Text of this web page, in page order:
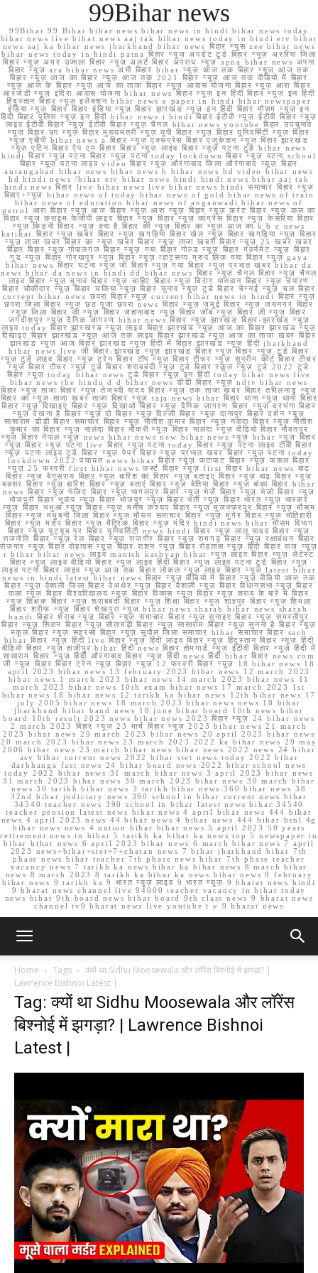
99Bihar news
99Bihar 99 Bihar bihar news bihar news in hindi bihar news today
bihar news live bihar news aaj tak bihar news today in hindi etv bihar
news aaj ka bihar news jharkhand bihar news बिहार न्यूस zee bihar news
bihar news today in hindi patna बिहार न्यूज़ अपडेट टुडे बिहार न्यूज़ अररिया जिला
बिहार न्यूज़ अमर उजाला बिहार न्यूज़ अलर्ट बिहार अपराध न्यूज़ apna bihar news अपना
बिहार न्यूज़ ara bihar news अभी बिहार bihar न्यूज़ आज तक बिहार न्यूज़ आज तक
बिहार न्यूज़ आज का बिहार न्यूज़ आज तक 2021 बिहार न्यूज़ आज तक वीडियो में बिहार
न्यूज़ आज के बिहार न्यूज़ आज का ताजा बिहार न्यूज़ आवास योजना बिहार न्यूज़ आरा बिहार
आरजेडी न्यूज़ इंदिरा आवास योजना bihar news बिहार न्यूज़ इन हिंदी बिहार न्यूज़ इन हिंदी
हिंदुस्तान बिहार न्यूज़ इलेक्शन bihar news e paper in hindi bihar newspaper
इंडिया न्यूज़ बिहार बिहार इंडिया न्यूज़ बिहार झारखंड न्यूज़ इन हिंदी बिहार मौसम न्यूज़ इन
हिंदी बिहार पुलिस न्यूज़ इन हिंदी bihar news i hindi बिहार ईटीवी न्यूज़ ईटीवी बिहार न्यूज़
लाइव ईटीवी बिहार न्यूज़ ईटीवी बिहार न्यूज़ चैनल bihar news youtube बिहार उपचुनाव
न्यूज़ बिहार उप न्यूज़ बिहार मुख्यमंत्री न्यूज़ यूपी बिहार न्यूज़ बिहार यूनिवर्सिटी न्यूज़ बिहार
न्यूज़ एबीपी bihar news a बिहार न्यूज़ एक्सप्रेस बिहार एजुकेशन न्यूज़ बिहार झारखंड
न्यूज़ एटिन बिहार ऐप एम बिहार बिहार न्यूज़ लाइव बिहार न्यूज़ पटना टुडे bihar news
hindi बिहार न्यूज़ पटना बिहार न्यूज़ पटना today lockdown बिहार न्यूज़ पटना school
बिहार न्यूज़ पटना लाइव video बिहार न्यूज़ औरंगाबाद जिला औरंगाबाद न्यूज़ बिहार
aurangabad bihar news bihar news h bihar news hd video bihar news
hd hindi news /bihar etv bihar news hindi hindi news bihar aaj tak
hindi news बिहार live bihar news live bihar news hindi समाचार बिहार न्यूज़
बिहार+न्यूज़ bihar news of today bihar news of gold bihar news of train
bihar news of education bihar news of anganwadi bihar news of
petrol आरा बिहार न्यूज़ आज बिहार न्यूज़ आरा न्यूज़ बिहार न्यूज़ करंट बिहार न्यूज़ कल का
बिहार न्यूज़ क्राइम केजीपी लाइव बिहार न्यूज़ बिहार न्यूज़ कांग्रेस बिहार न्यूज़ केसरिया बिहार
न्यूज़ किडनी बिहार न्यूज़ क्या है बिहार की न्यूज़ बिहार का न्यूज़ आज का k b c news
katihar बिहार न्यूज़ खबर बिहार न्यूज़ खगड़िया बिहार खेल न्यूज़ बिहार खगड़िया न्यूज़ बिहार
न्यूज़ ताजा खबर बिहार का न्यूज़ खबर बिहार न्यूज़ ताजा खबरी बिहार न्यूज़ 25 खबर खबर
बिहार बिहार न्यूज़ गोपालगंज बिहार न्यूज़ गया बिहार गोल्ड न्यूज़ बिहार गवर्नमेंट न्यूज़ बिहार
गुड न्यूज़ बिहार गोरखपुर न्यूज़ बिहार न्यूज़ व्हाट्सप्प ग्रुप लिंक गया बिहार न्यूज़ gaya
bihar news बिहार घटना न्यूज़ जी बिहार न्यूज़ गया बिहार न्यूज़ प्रभात खबर bihar da
news bihar da news in hindi dd bihar news बिहार न्यूज़ चैनल बिहार न्यूज़ चैनल
लाइव बिहार न्यूज़ चुनाव बिहार न्यूज़ चाहिए बिहार न्यूज़ चिराग पासवान बिहार न्यूज़ चंपारण
बिहार चौकीदार न्यूज़ बिहार चकिया न्यूज़ बिहार चुनाव न्यूज़ टुडे बिहार चेन्नई न्यूज़ चल बिहार
current bihar news छपरा बिहार न्यूज़ current bihar news in hindi बिहार न्यूज़
छपरा जिला बिहार न्यूज़ छठ पूजा छपरा news बिहार न्यूज़ जमुई बिहार न्यूज़ जयनगर बिहार
न्यूज़ जिला बिहार जी न्यूज़ बिहार जहानाबाद न्यूज़ बिहार जॉब न्यूज़ बिहार ज़ी न्यूज़ बिहार
जगदीशपुर न्यूज़ दैनिक जागरण bihar news बिहार न्यूज़ झारखंड बिहार-झारखंड न्यूज़
लाइव today बिहार झारखण्ड न्यूज़ लाइव बिहार झारखंड न्यूज़ आज का बिहार झारखंड न्यूज़
दिखाइए बिहार झारखंड न्यूज़ आज तक लाइव बिहार झारखंड न्यूज़ आज का ताजा खबर बिहार
झारखंड न्यूज़ आज बिहार झारखंड न्यूज़ हिंदी में बिहार झारखंड न्यूज़ हिंदी jharkhand
bihar news live जी बिहार-झारखंड न्यूज़ झारखंड बिहार न्यूज़ बिहार न्यूज़ टुडे बिहार
न्यूज़ टुडे लाइव बिहार न्यूज़ ट्रेन बिहार टॉप न्यूज़ बिहार टीचर न्यूज़ सुप्रीम कोर्ट बिहार टीचर
न्यूज़ बिहार टीचर न्यूज़ टुडे बिहार शराबबंदी न्यूज़ टुडे बिहार स्कूल न्यूज़ टुडे 2022 टुडे
बिहार न्यूज़ today bihar news टुडे बिहार न्यूज़ इन हिंदी today bihar news live
bihar news the hindu d d bihar news डीडी बिहार न्यूज़ ndtv bihar news
बिहार न्यूज़ ताजा बिहार न्यूज़ तेजस्वी यादव बिहार न्यूज़ तक ताजा खबर बिहार तमिलनाडु न्यूज़
बिहार का न्यूज़ ताजा खबर ताजा बिहार न्यूज़ taja news bihar बिहार थाना न्यूज़ थाना बिहार
बिहार न्यूज़ दिखाइए बिहार न्यूज़ दिखाओ बिहार न्यूज़ दैनिक जागरण बिहार न्यूज़ दरभंगा बिहार
न्यूज़ देखना है बिहार न्यूज़ दो बिहार न्यूज़ दिल्ली बिहार न्यूज़ दानापुर बिहार दर्शन न्यूज़
सासाराम डीडी बिहार समाचार बिहार न्यूज़ नीतीश कुमार बिहार न्यूज़ नवादा बिहार न्यूज़ नीतीश
कुमार का बिहार न्यूज़ नालंदा बिहार नौकरी न्यूज़ बिहार नालंदा न्यूज़ वीडियो बिहार नौबतपुर
न्यूज़ बिहार नेपाल न्यूज़ news bihar news new bihar news न्यूज़ bihar न्यूज़ बिहार
न्यूज़ बिहार न्यूज़ पटना live बिहार न्यूज़ पटना today बिहार न्यूज़ पटना लाइव टीवी बिहार
न्यूज़ पटना लाइव टुडे बिहार न्यूज़ पेपर बिहार न्यूज़ प्रभात खबर बिहार न्यूज़ पटना today
lockdown 2022 पंचायत news bihar बिहार न्यूज़ फटाफट बिहार न्यूज़ फसल बिहार
न्यूज़ 25 फरवरी first bihar news फर्स्ट बिहार न्यूज़ first बिहार bihar news बाढ़
बिहार न्यूज़ बेगूसराय बिहार न्यूज़ बारिश का बिहार न्यूज़ बताइए बिहार न्यूज़ बाढ़ बिहार न्यूज़
बक्सर बिहार न्यूज़ बारिश बिहार न्यूज़ बताएं बिहार न्यूज़ बेतिया बिहार न्यूज़ बांका बिहार bihar
news बिहार न्यूज़ भेजिए बिहार न्यूज़ भागलपुर बिहार न्यूज़ भेजें बिहार न्यूज़ भेजो बिहार न्यूज़
भोजपुरी बिहार भूकंप न्यूज़ बिहार भोजपुर न्यूज़ बिहार भर्ती न्यूज़ बिहार भारत न्यूज़ भास्कर
न्यूज़ बिहार भभुआ न्यूज़ बिहार न्यूज़ मनीष कश्यप बिहार न्यूज़ मुजफ्फरपुर बिहार न्यूज़ मौसम
बिहार न्यूज़ मधुबनी जिला बिहार न्यूज़ मौसम समाचार बिहार न्यूज़ मुंगेर बिहार न्यूज़ मोतिहारी
बिहार न्यूज़ मर्डर बिहार न्यूज़ मैट्रिक बिहार न्यूज़ मंदिर hindi news bihar मौसम विभाग
बिहार न्यूज़ यूट्यूब पर बिहार यूनिवर्सिटी news hindi बिहार न्यूज़ लालू यादव बिहार न्यूज़
राजनीति बिहार न्यूज़ रेल बिहार न्यूज़ राजगीर बिहार न्यूज़ रामगढ़ बिहार न्यूज़ रक्षाबंधन बिहार
रोजगार न्यूज़ बिहार रोहतास न्यूज़ बिहार राशन न्यूज़ बिहार रोहतास न्यूज़ हिंदी बिहार राज न्यूज़
r bihar bihar news लाइव manish kashyap bihar न्यूज़ लाइव बिहार न्यूज़ लेटेस्ट
बिहार न्यूज़ लाइव वीडियो बिहार न्यूज़ लाइव हिंदी बिहार न्यूज़ लाइव पटना टुडे बिहार न्यूज़
लाइव पटना बिहार लाइव न्यूज़ आज तक बिहार लोकल न्यूज़ लाइव बिहार न्यूज़ latest bihar
news in hindi latest bihar news बिहार न्यूज़ वीडियो में बिहार न्यूज़ वीडियो आज तक
बिहार न्यूज़ वैशाली जिला बिहार वेअथेर न्यूज़ बिहार वैशाली न्यूज़ बिहार विधानसभा न्यूज़ बिहार
वाला न्यूज़ बिहार विश्वविद्यालय न्यूज़ बिहार विकास न्यूज़ बिहार न्यूज़ शराब के बारे में बिहार
न्यूज़ शिक्षक बिहार न्यूज़ शराबबंदी बिहार न्यूज़ शिक्षा बिहार न्यूज़ शाहपुर बिहार न्यूज़ शिमला
बिहार शरीफ न्यूज़ बिहार शेखपुरा न्यूज़ bihar news sharab bihar news sharab
bandi बिहार शराब न्यूज़ बिहार न्यूज़ समाचार बिहार न्यूज़ सुनाइए बिहार न्यूज़ समस्तीपुर
बिहार न्यूज़ सिवान बिहार न्यूज़ सीतामढ़ी बिहार न्यूज़ सासाराम बिहार न्यूज़ सुनना है बिहार न्यूज़
स्कूल बिहार न्यूज़ सहरसा बिहार न्यूज़ सुपौल जिला समाचार bihar समाचार बिहार sach
bihar बिहार न्यूज़ हिंदी live बिहार न्यूज़ हिंदी लाइव बिहार न्यूज़ हिंदुस्तान बिहार न्यूज़ हिंदी
वीडियो बिहार न्यूज़ हाजीपुर bihar हिंदी news बिहार होमगार्ड न्यूज़ ईटीवी बिहार न्यूज़ हिंदी में
सासाराम बिहार न्यूज़ हिंदी औरंगाबाद बिहार न्यूज़ हिंदी news हिंदी bihar बिहार news.com
जी न्यूज बिहार बिहार ट्रेन न्यूज़ बिहार न्यूज़ 12 फरवरी बिहार न्यूज़ 18 bihar news 18
april 2023 bihar news 13 february 2023 bihar news 12 march 2023
bihar news 1 march 2023 bihar news 14 march 2023 bihar news 11
march 2023 bihar news 10th exam bihar news 17 march 2023 1st
bihar news 18 bihar news 12 tarikh ka bihar news 12th bihar news 17
july 2005 bihar news 18 march 2023 bihar news news 18 bihar
jharkhand bihar band news 18 june bihar board 10th news bihar
board 10th result 2023 news bihar news 2023 बिहार न्यूज़ 24 bihar news
2 march 2023 बिहार न्यूज़ 23 मार्च बिहार न्यूज़ 2023 bihar news 21 march
2023 bihar news 29 march 2023 bihar news 20 april 2023 bihar news
20 march 2023 bihar news 23 march 2023 2022 ka bihar news 29 may
2006 bihar news 23 march bihar news bihar news 2022 news 24 bihar
asv bihar current news 2022 bihar stet news today 2022 bihar
darbhanga fast news 24 bihar board news 2022 bihar school news
today 2022 bihar news 31 march bihar news 3 april 2023 bihar news
31 march 2023 bihar news 30 march 2023 bihar news 30 march bihar
news 30 tarikh bihar news 3 tarikh bihar news 360 bihar news 38
32nd bihar judiciary news 390 school in bihar current news bihar
34540 teacher news 390 school in bihar latest news bihar 34540
teacher pension latest news bihar news 4 april bihar news 444 bihar
news 4 april 2023 news 44 bihar news 4 bihar news 444 bihar bsnl 4g
bihar news news 4 nation bihar bihar news 5 april 2023 50 years
retirement news in bihar 5 tarikh ka bihar ka news top 5 newspaper in
bihar bihar news 6 april 2023 bihar news 6 march bihar news 7 april
2023 news+bihar+stet+7+charan news 7 bihar jharkhand bihar 7th
phase news bihar teacher 7th phase news bihar 7th phase teacher
vacancy news 7 tarikh ka news bihar ka bihar news 8 march bihar
news 8 march 2023 8 tarikh ka bihar ka news bihar news 9 february
bihar news 9 tarikh ka 9 भारत न्यूज़ लाइव 9 भारत न्यूज़ 9 bharat news hindi
9 bharat news channel live 94000 teacher vacancy in bihar today
news bihar 9th board news bihar board 9th class news 9 bharat news
channel tv9 bharat news live youtube t v 9 bharat news
Home Tags
क्यों था Sidhu Moosewala और लॉरेंस बिश्नोई में झगड़ा? |
Lawrence Bishnoi Latest |
Tag: क्यों था Sidhu Moosewala और लॉरेंस
बिश्नोई में झगड़ा? | Lawrence Bishnoi
Latest |